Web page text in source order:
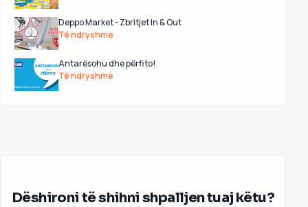
Deppo Market - Zbritjet In & Out
Të ndryshme
Antarësohu dhe përfito!
Të ndryshme
Dëshironi të shihni shpalljen tuaj këtu?